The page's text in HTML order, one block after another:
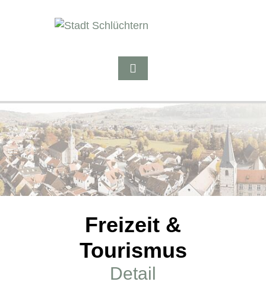
Freizeit &
Tourismus
Detail